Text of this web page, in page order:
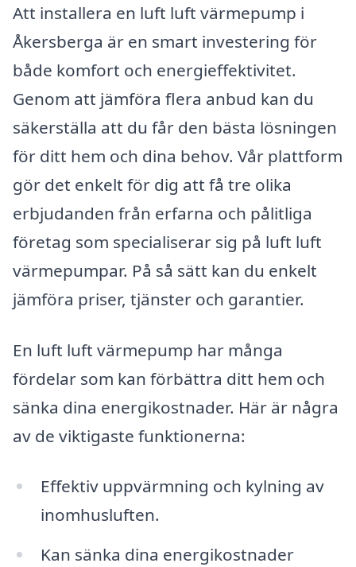
Att installera en luft luft värmepump i
Åkersberga är en smart investering för
både komfort och energieffektivitet.
Genom att jämföra flera anbud kan du
säkerställa att du får den bästa lösningen
för ditt hem och dina behov. Vår plattform
gör det enkelt för dig att få tre olika
erbjudanden från erfarna och pålitliga
företag som specialiserar sig på luft luft
värmepumpar. På så sätt kan du enkelt
jämföra priser, tjänster och garantier.
En luft luft värmepump har många
fördelar som kan förbättra ditt hem och
sänka dina energikostnader. Här är några
av de viktigaste funktionerna:
Effektiv uppvärmning och kylning av
inomhusluften.
Kan sänka dina energikostnader